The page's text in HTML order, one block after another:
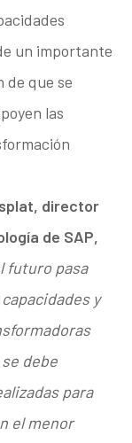
un importante
de que se
las
director
de SAP,
futuro pasa
y
debe
para
el menor